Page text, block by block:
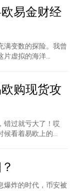
易金财经
满变数的探险。我曾
虚拟的海洋...
购现货攻
错过就亏大了！哎
看着易欧上的...
爆炸的时代，币安被